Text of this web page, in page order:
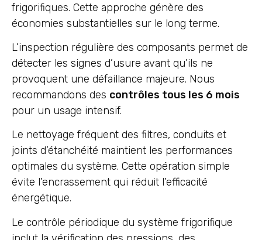
frigorifiques. Cette approche génère des
économies substantielles sur le long terme.
L’inspection régulière des composants permet de
détecter les signes d’usure avant qu’ils ne
provoquent une défaillance majeure. Nous
recommandons des contrôles tous les 6 mois
pour un usage intensif.
Le nettoyage fréquent des filtres, conduits et
joints d’étanchéité maintient les performances
optimales du système. Cette opération simple
évite l’encrassement qui réduit l’efficacité
énergétique.
Le contrôle périodique du système frigorifique